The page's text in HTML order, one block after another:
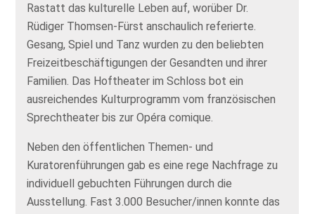
Rastatt das kulturelle Leben auf, worüber Dr.
Rüdiger Thomsen-Fürst anschaulich referierte.
Gesang, Spiel und Tanz wurden zu den beliebten
Freizeitbeschäftigungen der Gesandten und ihrer
Familien. Das Hoftheater im Schloss bot ein
ausreichendes Kulturprogramm vom französischen
Sprechtheater bis zur Opéra comique.
Neben den öffentlichen Themen- und
Kuratorenführungen gab es eine rege Nachfrage zu
individuell gebuchten Führungen durch die
Ausstellung. Fast 3.000 Besucher/innen konnte das